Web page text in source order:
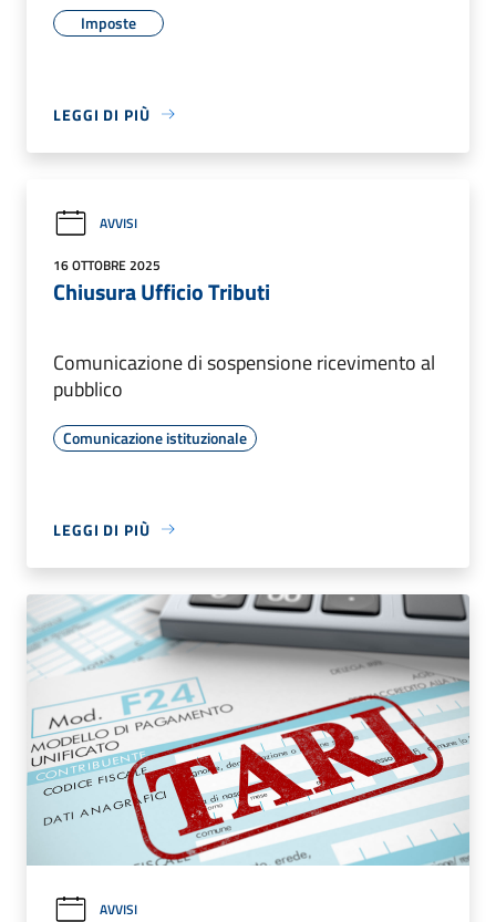
Imposte
LEGGI DI PIÙ
AVVISI
16 OTTOBRE 2025
Chiusura Ufficio Tributi
Comunicazione di sospensione ricevimento al
pubblico
Comunicazione istituzionale
LEGGI DI PIÙ
AVVISI